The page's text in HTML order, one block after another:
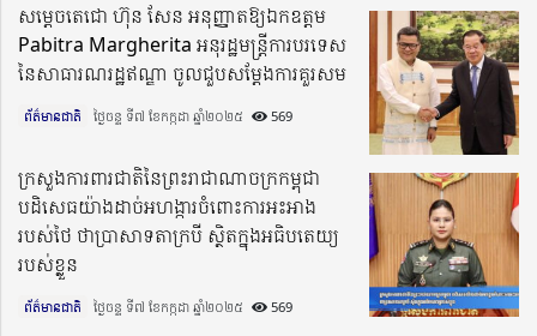
សម្ដេចតេជោ ហ៊ុន សែន អនុញ្ញាតឱ្យឯកឧត្តម
Pabitra Margherita អនុរដ្ឋមន្រ្តីការបរទេស
នៃសាធារណរដ្ឋឥណ្ឌា ចូលជួបសម្តែងការគួរសម
ព័ត៌មានជាតិ ថ្ងៃចន្ទ ទី៧ ខែកក្កដា ឆ្នាំ២០២៥​ 569
ក្រសួងការពារជាតិនៃព្រះរាជាណាចក្រកម្ពុជា
បដិសេធយ៉ាងដាច់អហង្ការចំពោះការអះអាង
របស់ថៃ ថាប្រាសាទតាក្របី ស្ថិតក្នុងអធិបតេយ្យ
របស់ខ្លួន
ព័ត៌មានជាតិ ថ្ងៃចន្ទ ទី៧ ខែកក្កដា ឆ្នាំ២០២៥​ 569